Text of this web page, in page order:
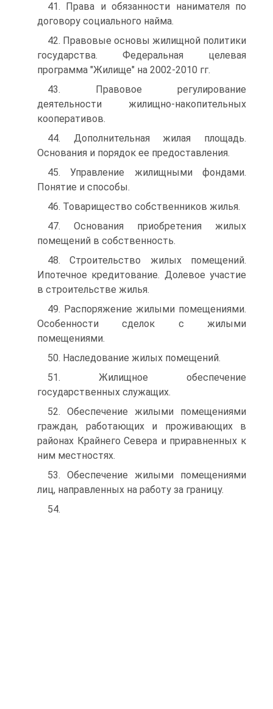
41. Права и обязанности нанимателя по
договору социального найма.
42. Правовые основы жилищной политики
государства. Федеральная целевая
программа "Жилище" на 2002-2010 гг.
43. Правовое регулирование
деятельности жилищно-накопительных
кооперативов.
44. Дополнительная жилая площадь.
Основания и порядок ее предоставления.
45. Управление жилищными фондами.
Понятие и способы.
46. Товарищество собственников жилья.
47. Основания приобретения жилых
помещений в собственность.
48. Строительство жилых помещений.
Ипотечное кредитование. Долевое участие
в строительстве жилья.
49. Распоряжение жилыми помещениями.
Особенности сделок с жилыми
помещениями.
50. Наследование жилых помещений.
51. Жилищное обеспечение
государственных служащих.
52. Обеспечение жилыми помещениями
граждан, работающих и проживающих в
районах Крайнего Севера и приравненных к
ним местностях.
53. Обеспечение жилыми помещениями
лиц, направленных на работу за границу.
54.